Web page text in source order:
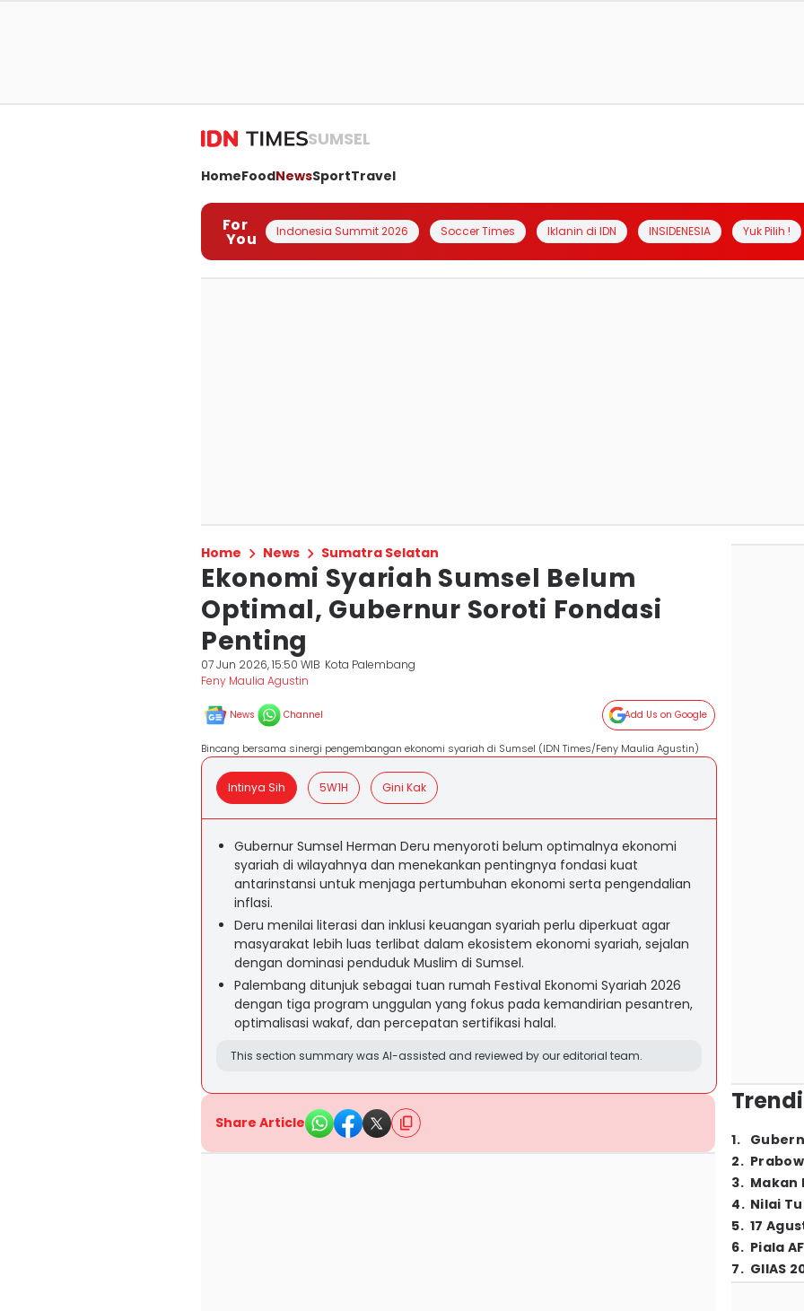
SUMSEL
HomeFoodNewsSportTravel
For
You Indonesia Summit 2026 Soccer Times Iklanin di IDN INSIDENESIA Yuk Pilih !
Home News Sumatra Selatan
Ekonomi Syariah Sumsel Belum
Optimal, Gubernur Soroti Fondasi
Penting
07 Jun 2026, 15:50 WIB Kota Palembang
Feny Maulia Agustin
News Channel Add Us on Google
Bincang bersama sinergi pengembangan ekonomi syariah di Sumsel (IDN Times/Feny Maulia Agustin)
Intinya Sih 5W1H Gini Kak
Gubernur Sumsel Herman Deru menyoroti belum optimalnya ekonomi
syariah di wilayahnya dan menekankan pentingnya fondasi kuat
antarinstansi untuk menjaga pertumbuhan ekonomi serta pengendalian
inflasi.
Deru menilai literasi dan inklusi keuangan syariah perlu diperkuat agar
masyarakat lebih luas terlibat dalam ekosistem ekonomi syariah, sejalan
dengan dominasi penduduk Muslim di Sumsel.
Palembang ditunjuk sebagai tuan rumah Festival Ekonomi Syariah 2026
dengan tiga program unggulan yang fokus pada kemandirian pesantren,
optimalisasi wakaf, dan percepatan sertifikasi halal.
This section summary was AI-assisted and reviewed by our editorial team.
Share Article
1.
2.
3. Makan
4. Nilai
5. 17
6. Piala
7. GIIAS